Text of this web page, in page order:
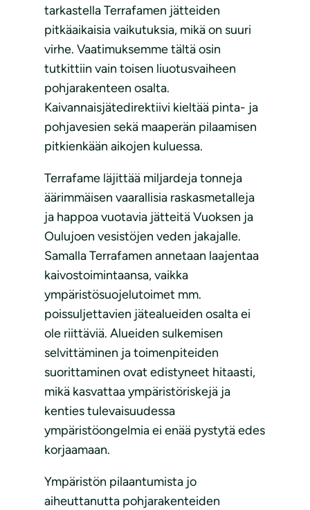
tarkastella Terrafamen jätteiden
pitkäaikaisia vaikutuksia, mikä on suuri
virhe. Vaatimuksemme tältä osin
tutkittiin vain toisen liuotusvaiheen
pohjarakenteen osalta.
Kaivannaisjätedirektiivi kieltää pinta- ja
pohjavesien sekä maaperän pilaamisen
pitkienkään aikojen kuluessa.
Terrafame läjittää miljardeja tonneja
äärimmäisen vaarallisia raskasmetalleja
ja happoa vuotavia jätteitä Vuoksen ja
Oulujoen vesistöjen veden jakajalle.
Samalla Terrafamen annetaan laajentaa
kaivostoimintaansa, vaikka
ympäristösuojelutoimet mm.
poissuljettavien jätealueiden osalta ei
ole riittäviä. Alueiden sulkemisen
selvittäminen ja toimenpiteiden
suorittaminen ovat edistyneet hitaasti,
mikä kasvattaa ympäristöriskejä ja
kenties tulevaisuudessa
ympäristöongelmia ei enää pystytä edes
korjaamaan.
Ympäristön pilaantumista jo
aiheuttanutta pohjarakenteiden